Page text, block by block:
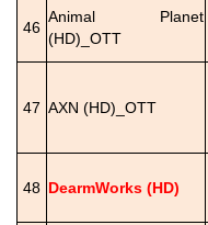
46
Animal Planet
(HD)_OTT
47 AXN (HD)_OTT
48 DearmWorks (HD)